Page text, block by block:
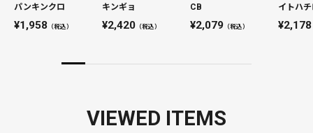
パンキンクロ
1,958 （税込）
キンギョ
2,420（税込）
CB
2,079（税込）
イトハ
2,178
VIEWED ITEMS